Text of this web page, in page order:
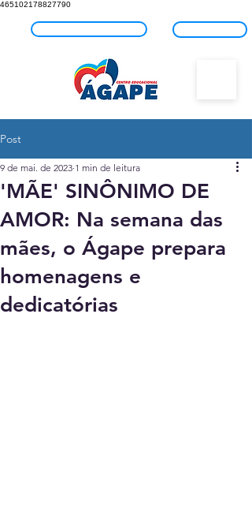
465102178827790
Blog
Post
'MÃE' SINÔNIMO DE
AMOR: Na semana das
mães, o Ágape prepara
homenagens e
dedicatórias
9 de mai. de 2023 1 min de leitura